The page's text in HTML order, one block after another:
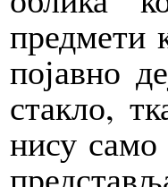
предмети
појавно
стакло,
нису само